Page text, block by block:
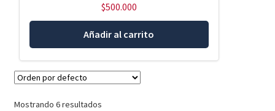
$500.000
Añadir al carrito
Mostrando 6 resultados